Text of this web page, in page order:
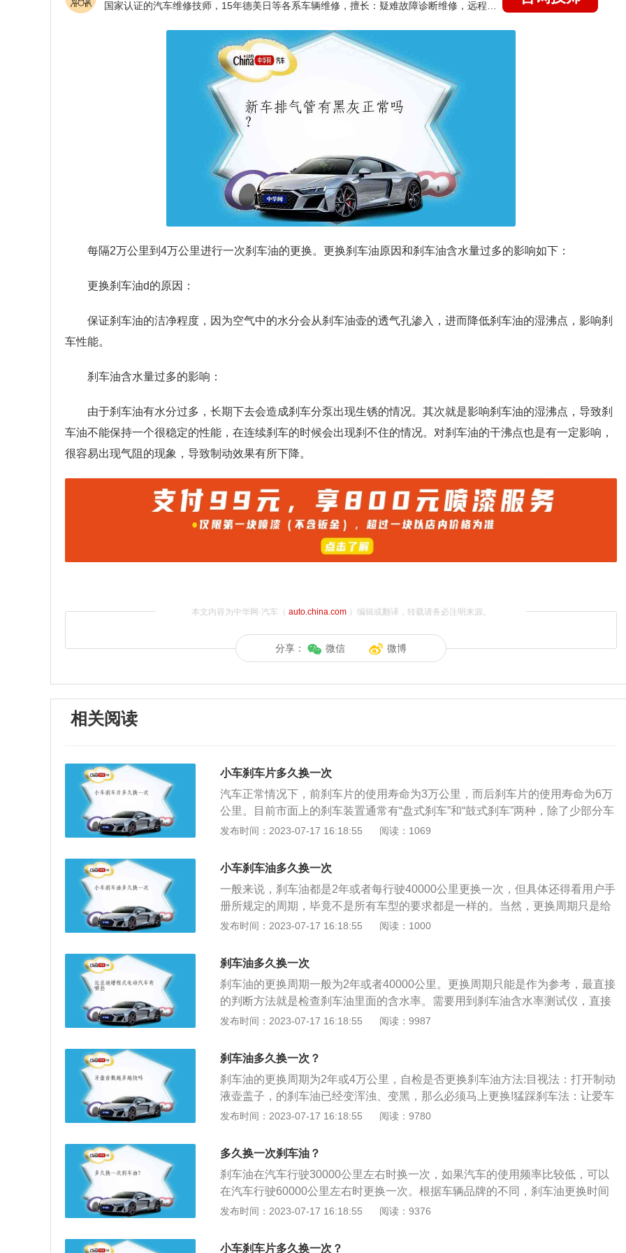
每隔2万公里到4万公里进行一次刹车油的更换。更换刹车油原因和刹车油含水量过多的影响如下：
更换刹车油d的原因：
保证刹车油的洁净程度，因为空气中的水分会从刹车油壶的透气孔渗入，进而降低刹车油的湿沸点，影响刹
车性能。
刹车油含水量过多的影响：
由于刹车油有水分过多，长期下去会造成刹车分泵出现生锈的情况。其次就是影响刹车油的湿沸点，导致刹
车油不能保持一个很稳定的性能，在连续刹车的时候会出现刹不住的情况。对刹车油的干沸点也是有一定影响，
很容易出现气阻的现象，导致制动效果有所下降。
本文内容为中华网·汽车（ auto.china.com）编辑或翻译，转载请务必注明来源。
分享： 微信 微博
相关阅读
小车刹车片多久换一次
汽车正常情况下，前刹车片的使用寿命为3万公里，而后刹车片的使用寿命为6万
公里。目前市面上的刹车装置通常有“盘式刹车”和“鼓式刹车”两种，除了少部分车
型还采用鼓刹（一般为前盘后鼓）之外，大部分车型都是采用的盘式刹车。盘刹
车片是最关键的安全零件，所有刹车效果的好坏都是刹车片起决定性作用，所以
说好的刹车片是人和汽车的保护神。我们要经常检查刹车片，看看是否需要更
换。要注意的是刹车鼓上装的是刹车蹄，但一般人叫刹车片就统指刹车片和刹车
蹄，所以用盘式刹车片来特别指明是盘式制动器上装的刹车片。并不是刹车盘。
应该选择正规厂家生产的、上有许可证号、指定摩擦系数、执行标准等的汽车刹
点请专业人员安装。
发布时间：2023-07-17 16:18:55 阅读：1069
小车刹车油多久换一次
一般来说，刹车油都是2年或者每行驶40000公里更换一次，但具体还得看用户手
册所规定的周期，毕竟不是所有车型的要求都是一样的。当然，更换周期只是给
我们作一个参考而已，判断刹车油是否需要更换，就得检查一下刹车油的含水率
的影响：1.由于刹车油有水分过多，长期下去会造成刹车分泵出现生锈的情况。
2.其次就是影响刹车油的湿沸点，导致刹车油不能保持一个很稳定的性能，那么
在连续刹车的时候就可能出现刹不住的情况。3.刹车油的干沸点也是有一定影响
的，很容易出现气阻的现象，导致制动效果有所下降，甚至感觉刹不住车。至于
检查含水率的方法，可以说是相当便捷的。首先我们需要准备一个刹车油含水率
量的结果超过百分之三的话，就是提醒你到时间更换了。那如果是超过百分之五
的话，就一定要尽快更换了，因为这时候的刹车油很可能已经出现变质的现象。
发布时间：2023-07-17 16:18:55 阅读：1000
刹车油多久换一次
刹车油的更换周期一般为2年或者40000公里。更换周期只能是作为参考，最直接
的判断方法就是检查刹车油里面的含水率。需要用到刹车油含水率测试仪，直接
插进刹车油的加注口即可。如果测出来的含水量超过百分之三，找个空闲时间更
的情况，刹车油的含水率极高（超过百分之五），直接影响刹车油的干湿沸点，
容易出现汽化而造成气阻，导致刹车的质感明显变软很多，甚至觉得刹不住车。
其次就是影响刹车系统的稳定性，在连续刹车的时候就会有一定危险，这种情况
下需及时更换刹车。选择刹车油时要注意，如果是质量一般的不合格刹车油，会
烧坏刹车油泵的塞子，对刹车效果也会有影响。如果刹车油用完，最好去专业店
发布时间：2023-07-17 16:18:55 阅读：9987
刹车油多久换一次？
刹车油的更换周期为2年或4万公里，自检是否更换刹车油方法:目视法：打开制动
液壶盖子，的刹车油已经变浑浊、变黑，那么必须马上更换!猛踩刹车法：让爱车
正常行驶到时速40KM以上，然后猛踩刹车，刹车距离明显变长(在排除刹车片的
爱车的刹车踏板踩下去会发软，这个时候刹车油应该考虑更换，因为刹车油变质
会使刹车踏板即使踩到底也会给人软绵绵的感觉。频繁的刹车产生高温使刹车油
中吸收的水变成水蒸气，使刹车油中聚集气泡，会导致刹车力不稳定。
发布时间：2023-07-17 16:18:55 阅读：9780
多久换一次刹车油？
刹车油在汽车行驶30000公里左右时换一次，如果汽车的使用频率比较低，可以
在汽车行驶60000公里左右时更换一次。根据车辆品牌的不同，刹车油更换时间
也有差异，具体更换周期可以查阅汽车使用说明书。虽然刹车油的更换周期比较
车失灵。因为刹车油系统总会发生磨损，同时刹车油会吸收空气中的水分，发生
发布时间：2023-07-17 16:18:55 阅读：9376
小车刹车片多久换一次？